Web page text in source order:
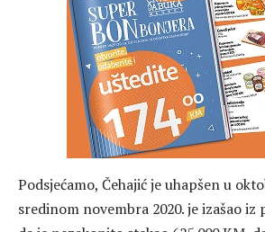
Podsjećamo, Čehajić je uhapšen u
sredinom novembra 2020. je izašao